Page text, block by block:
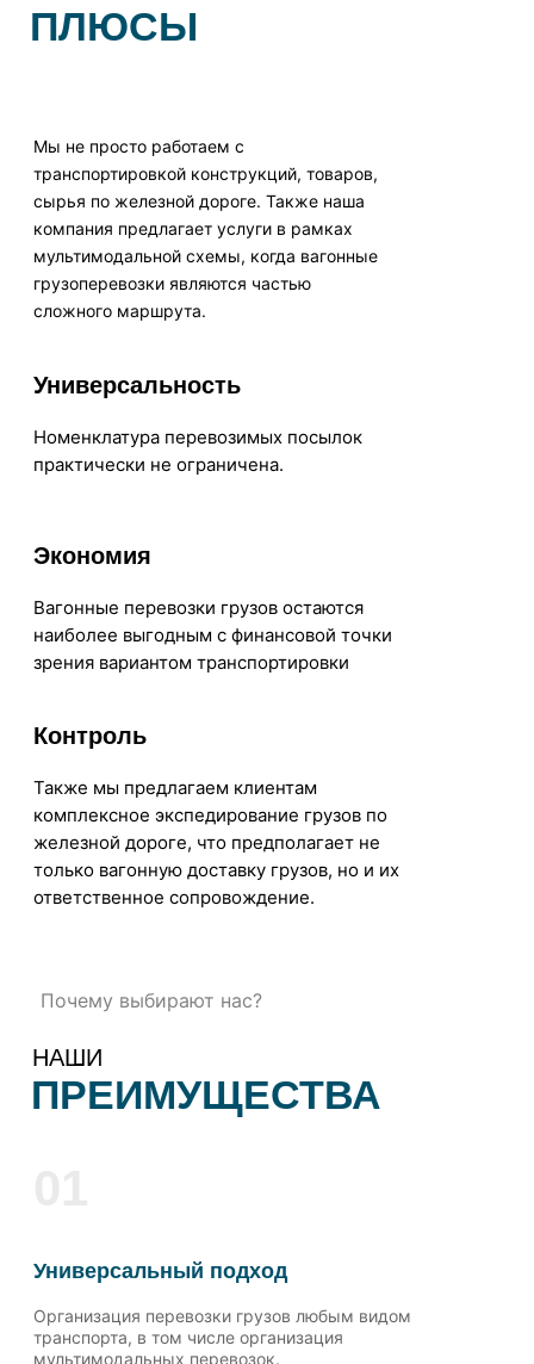
ПЛЮСЫ
Мы не просто работаем с
транспортировкой конструкций, товаров,
сырья по железной дороге. Также наша
компания предлагает услуги в рамках
мультимодальной схемы, когда вагонные
грузоперевозки являются частью
сложного маршрута.
Универсальность
Номенклатура перевозимых посылок
практически не ограничена.
Экономия
Вагонные перевозки грузов остаются
наиболее выгодным с финансовой точки
зрения вариантом транспортировки
Контроль
Также мы предлагаем клиентам
комплексное экспедирование грузов по
железной дороге, что предполагает не
только вагонную доставку грузов, но и их
ответственное сопровождение.
Почему выбирают нас?
НАШИ
ПРЕИМУЩЕСТВА
Универсальный подход
Организация перевозки грузов любым видом
транспорта, в том числе организация
мультимодальных перевозок.